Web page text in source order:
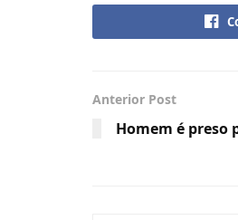
Anterior Post
Homem é preso